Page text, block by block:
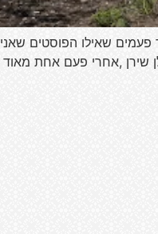
שאילו הפוסטים
שירן ,אחרי פעם אחת